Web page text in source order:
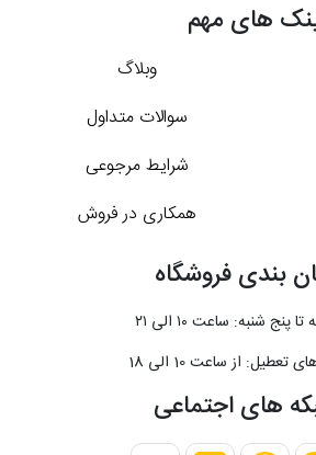
های مهم
وبلاگ
سوالات متداول
شرایط مرجوعی
همکاری در فروش
بندی فروشگاه
پنج شنبه: ساعت ۱۰ الی ۲۱
تعطیل: از ساعت 10 الی 18
های اجتماعی